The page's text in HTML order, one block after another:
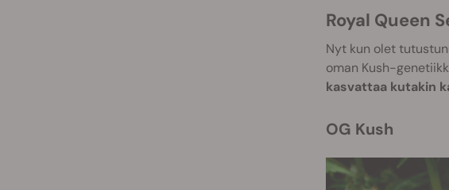
Royal
Nyt kun olet
oman Kush-
kasvattaa kutakin
OG Kush